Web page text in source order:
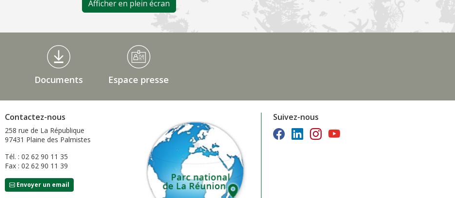
Afficher en plein écran
Documents Espace presse
Contactez-nous
258 rue de La République
97431 Plaine des Palmistes
Tél. : 02 62 90 11 35
Fax : 02 62 90 11 39
Envoyer un email
Suivez-nous